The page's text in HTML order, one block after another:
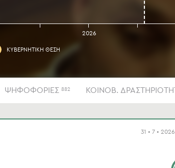
2026
ΚΥΒΕΡΝΗΤΙΚΗ ΘΕΣΗ
ΨΗΦΟΦΟΡΙΕΣ 882 ΚΟΙΝΟΒ.
31 • 7 • 2026